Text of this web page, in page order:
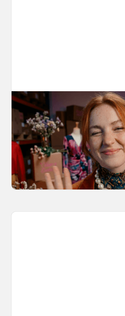
10 Types of Videos
Kling 3.0 Motion
Discover 10 video types
Kling 3.0 Motion Control
marketing to storytelling
consistent motion and
March 20, 2026